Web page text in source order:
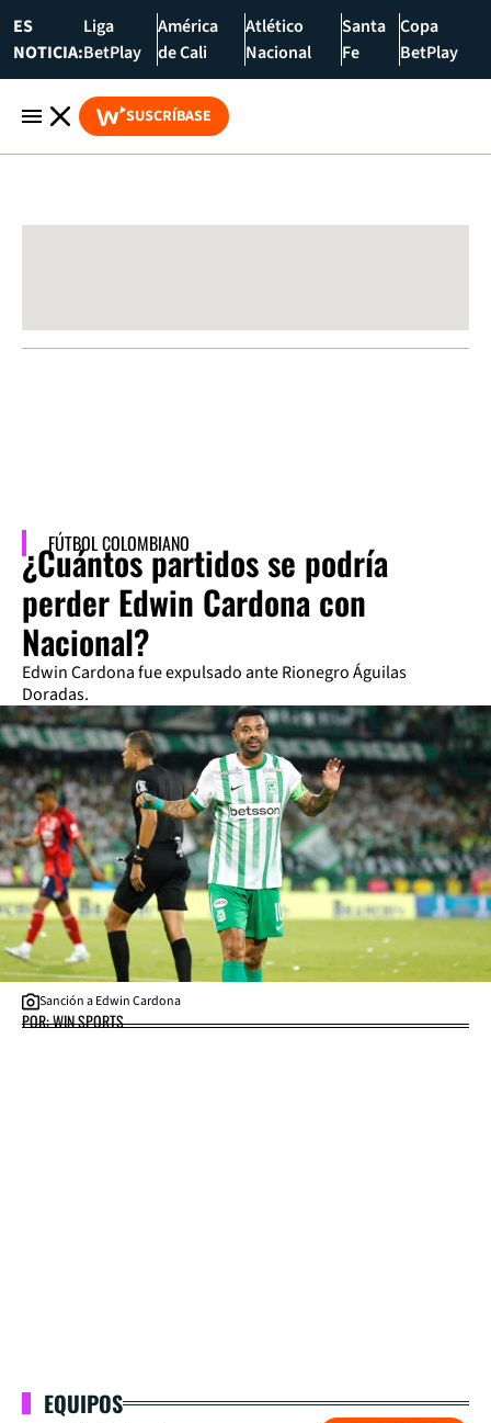
ES
NOTICIA:
Liga
BetPlay
América
de Cali
Atlético
Nacional
Santa
Fe
Copa
BetPlay
SUSCRÍBASE
FÚTBOL COLOMBIANO
¿Cuántos partidos se podría
perder Edwin Cardona con
Nacional?
Edwin Cardona fue expulsado ante Rionegro Águilas
Doradas.
Sanción a Edwin Cardona
POR: WIN SPORTS
EQUIPOS